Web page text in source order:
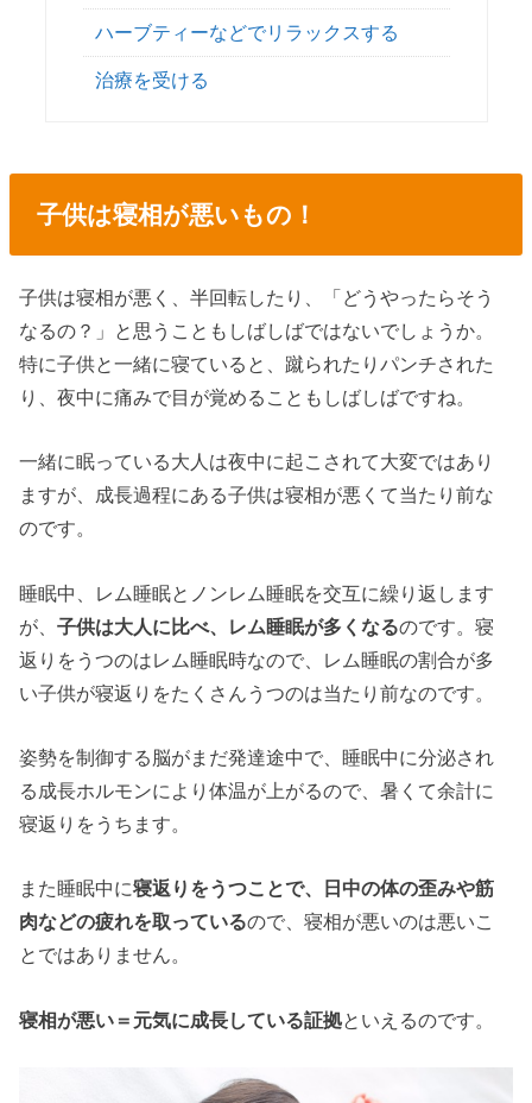
ハーブティーなどでリラックスする
治療を受ける
子供は寝相が悪いもの！
子供は寝相が悪く、半回転したり、「どうやったらそう
なるの？」と思うこともしばしばではないでしょうか。
特に子供と一緒に寝ていると、蹴られたりパンチされた
り、夜中に痛みで目が覚めることもしばしばですね。
一緒に眠っている大人は夜中に起こされて大変ではあり
ますが、成長過程にある子供は寝相が悪くて当たり前な
のです。
睡眠中、レム睡眠とノンレム睡眠を交互に繰り返します
が、子供は大人に比べ、レム睡眠が多くなるのです。寝
返りをうつのはレム睡眠時なので、レム睡眠の割合が多
い子供が寝返りをたくさんうつのは当たり前なのです。
姿勢を制御する脳がまだ発達途中で、睡眠中に分泌され
る成長ホルモンにより体温が上がるので、暑くて余計に
寝返りをうちます。
また睡眠中に寝返りをうつことで、日中の体の歪みや筋
肉などの疲れを取っているので、寝相が悪いのは悪いこ
とではありません。
寝相が悪い＝元気に成長している証拠といえるのです。